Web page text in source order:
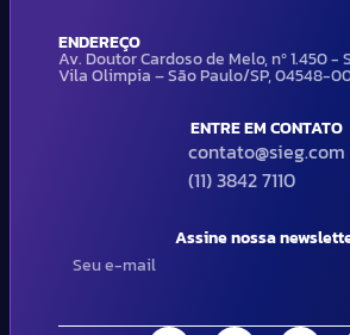
ENDEREÇO
Av. Doutor Cardoso de Melo, nº 1.450
Vila Olimpia – São Paulo/SP, 04548-
ENTRE EM CONTATO
contato@sieg.com
(11) 3842 7110
Assine nossa